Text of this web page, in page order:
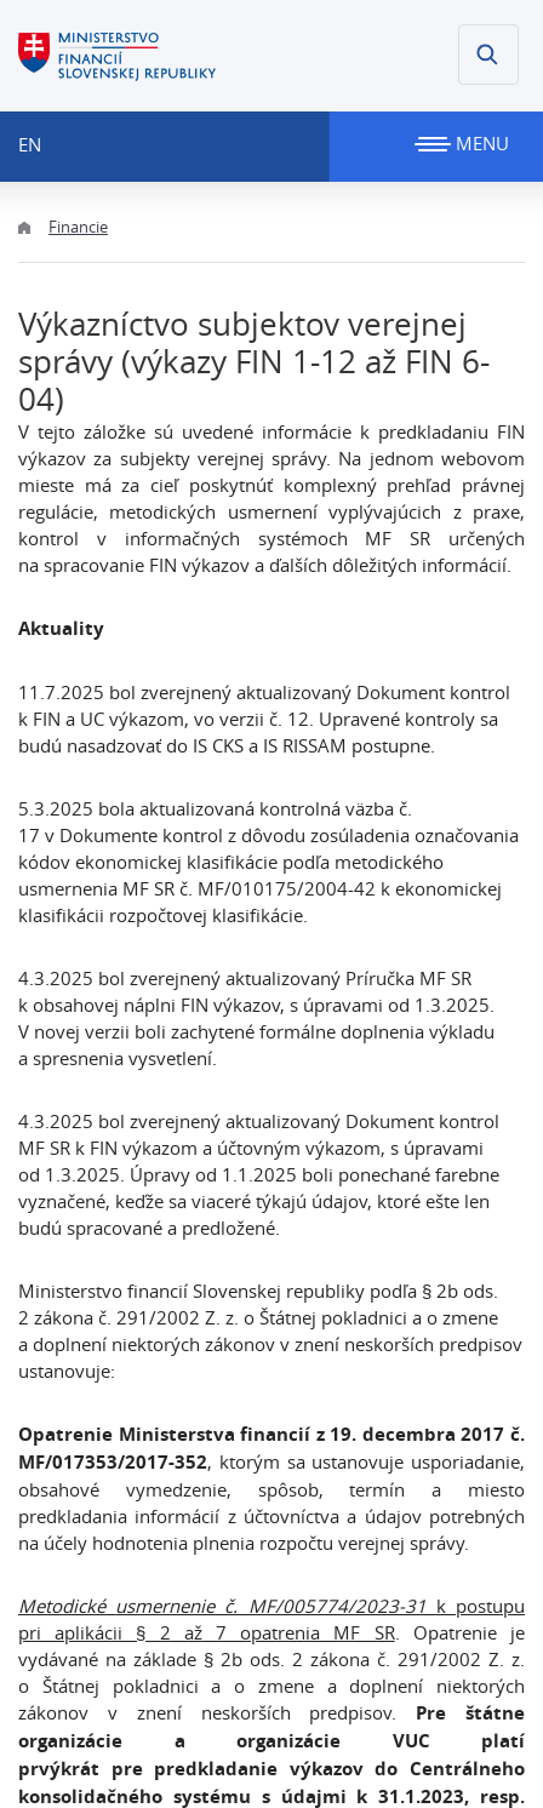
EN MENU
Financie
Výkazníctvo subjektov verejnej
správy (výkazy FIN 1-12 až FIN 6-
04)
V tejto záložke sú uvedené informácie k predkladaniu FIN
výkazov za subjekty verejnej správy. Na jednom webovom
mieste má za cieľ poskytnúť komplexný prehľad právnej
regulácie, metodických usmernení vyplývajúcich z praxe,
kontrol v informačných systémoch MF SR určených
na spracovanie FIN výkazov a ďalších dôležitých informácií.
Aktuality
11.7.2025 bol zverejnený aktualizovaný Dokument kontrol
k FIN a UC výkazom, vo verzii č. 12. Upravené kontroly sa
budú nasadzovať do IS CKS a IS RISSAM postupne.
5.3.2025 bola aktualizovaná kontrolná väzba č.
17 v Dokumente kontrol z dôvodu zosúladenia označovania
kódov ekonomickej klasifikácie podľa metodického
usmernenia MF SR č. MF/010175/2004-42 k ekonomickej
klasifikácii rozpočtovej klasifikácie.
4.3.2025 bol zverejnený aktualizovaný Príručka MF SR
k obsahovej náplni FIN výkazov, s úpravami od 1.3.2025.
V novej verzii boli zachytené formálne doplnenia výkladu
a spresnenia vysvetlení.
4.3.2025 bol zverejnený aktualizovaný Dokument kontrol
MF SR k FIN výkazom a účtovným výkazom, s úpravami
od 1.3.2025. Úpravy od 1.1.2025 boli ponechané farebne
vyznačené, keďže sa viaceré týkajú údajov, ktoré ešte len
budú spracované a predložené.
Ministerstvo financií Slovenskej republiky podľa § 2b ods.
2 zákona č. 291/2002 Z. z. o Štátnej pokladnici a o zmene
a doplnení niektorých zákonov v znení neskorších predpisov
ustanovuje:
Opatrenie Ministerstva financií z 19. decembra 2017 č.
MF/017353/2017-352, ktorým sa ustanovuje usporiadanie,
obsahové vymedzenie, spôsob, termín a miesto
predkladania informácií z účtovníctva a údajov potrebných
na účely hodnotenia plnenia rozpočtu verejnej správy.
Metodické usmernenie č. MF/005774/2023-31 k postupu
pri aplikácii § 2 až 7 opatrenia MF SR. Opatrenie je
vydávané na základe § 2b ods. 2 zákona č. 291/2002 Z. z.
o Štátnej pokladnici a o zmene a doplnení niektorých
zákonov v znení neskorších predpisov. Pre štátne
organizácie a organizácie VUC platí
prvýkrát pre predkladanie výkazov do Centrálneho
konsolidačného systému s údajmi k 31.1.2023, resp.